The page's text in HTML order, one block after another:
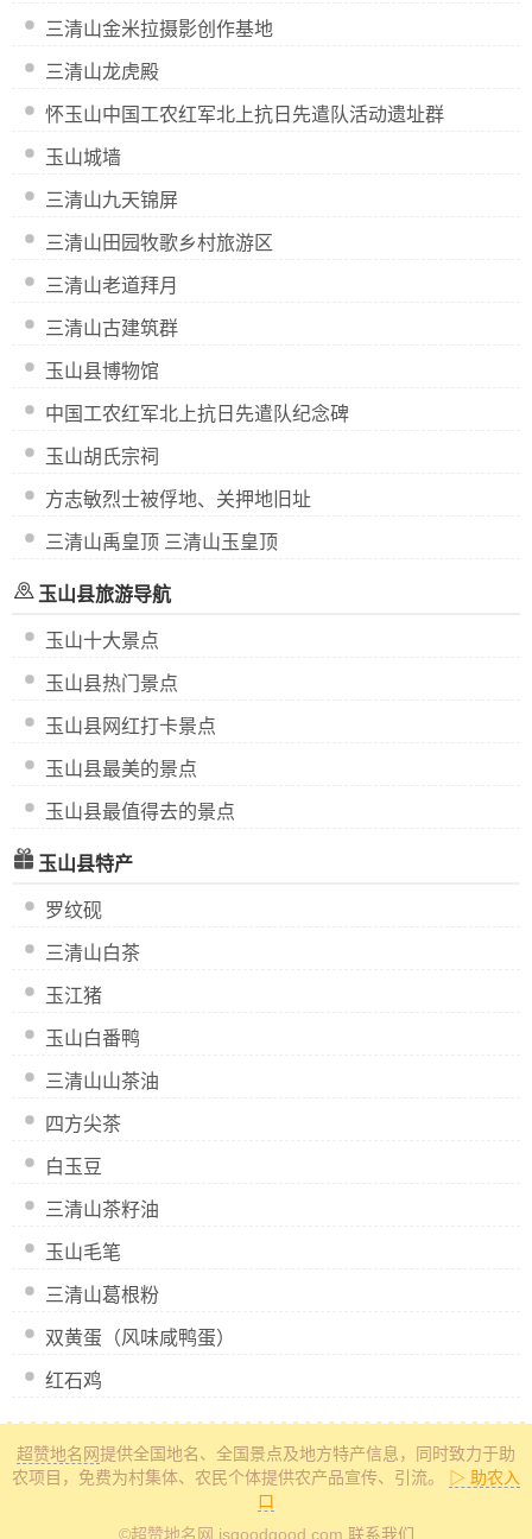
三清山金米拉摄影创作基地
三清山龙虎殿
怀玉山中国工农红军北上抗日先遣队活动遗址群
玉山城墙
三清山九天锦屏
三清山田园牧歌乡村旅游区
三清山老道拜月
三清山古建筑群
玉山县博物馆
中国工农红军北上抗日先遣队纪念碑
玉山胡氏宗祠
方志敏烈士被俘地、关押地旧址
三清山禹皇顶 三清山玉皇顶
玉山县旅游导航
玉山十大景点
玉山县热门景点
玉山县网红打卡景点
玉山县最美的景点
玉山县最值得去的景点
玉山县特产
罗纹砚
三清山白茶
玉江猪
玉山白番鸭
三清山山茶油
四方尖茶
白玉豆
三清山茶籽油
玉山毛笔
三清山葛根粉
双黄蛋（风味咸鸭蛋）
红石鸡
超赞地名网提供全国地名、全国景点及地方特产信息 ，同时致力于助
农项目，免费为村集体、农民个体提供农产品宣传、引流。
▷ 助农入
口
©超赞地名网 isgoodgood.com 联系我们